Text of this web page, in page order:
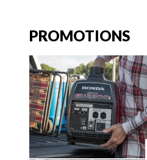
PROMOTIONS